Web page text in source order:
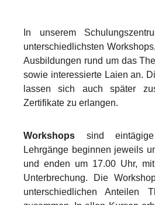
In unserem
unterschiedlichsten
Ausbildungen rund um das
sowie interessierte Laien an.
lassen sich auch später
Zertifikate zu erlangen.
Workshops sind
Lehrgänge beginnen jeweils
und enden um 17.00 Uhr,
Unterbrechung. Die
unterschiedlichen Anteilen